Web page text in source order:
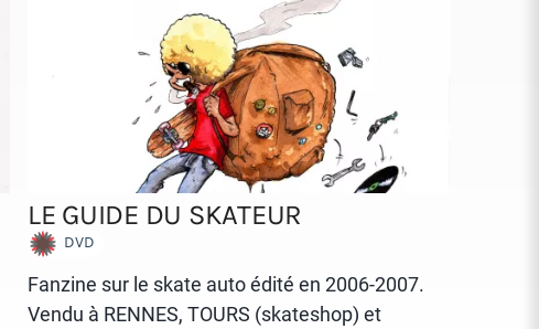
LE GUIDE DU SKATEUR
DVD
Fanzine sur le skate auto édité en 2006-2007.
Vendu à RENNES, TOURS (skateshop) et